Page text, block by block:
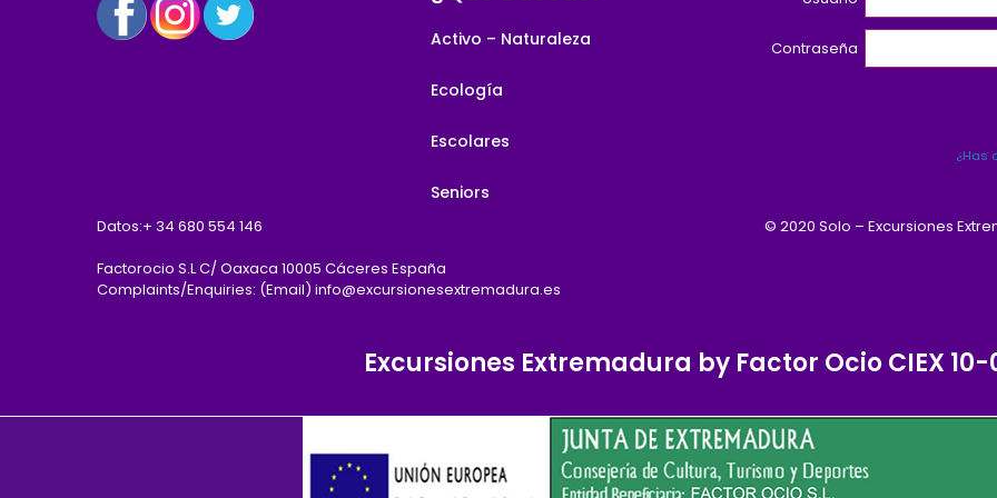
Activo – Naturaleza
Ecología
Escolares
Seniors
Contraseña
¿Has
Datos:+ 34 680 554 146
Factorocio S.L C/ Oaxaca 10005 Cáceres España
Complaints/Enquiries: (Email) info@excursionesextremadura.es
© 2020 Solo – Excursiones
Excursiones Extremadura by Factor Ocio CIEX